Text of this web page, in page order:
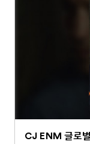
CJ ENM 글로